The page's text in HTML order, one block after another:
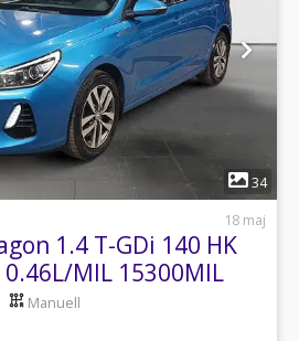
1
34
18 maj
1.4 T-GDi 140 HK
0.46L/MIL 15300MIL
Manuell